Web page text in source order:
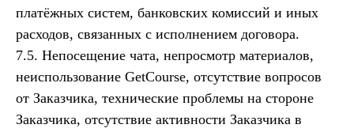
платёжных систем, банковских комиссий и иных
расходов, связанных с исполнением договора.
7.5. Непосещение чата, непросмотр материалов,
неиспользование GetCourse, отсутствие вопросов
от Заказчика, технические проблемы на стороне
Заказчика, отсутствие активности Заказчика в